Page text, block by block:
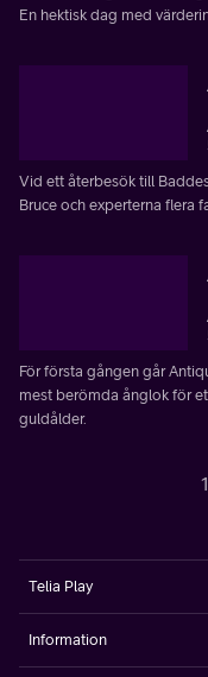
En hektisk dag med
Vid ett återbesök till
Bruce och experterna flera
För första gången går
mest berömda ånglok för
guldålder.
Telia Play
Information